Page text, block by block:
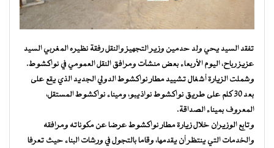
تفقد السيد يحي ولد حدمين وزير التجهيز والنقل رفقة نظيره المغربي السيد
عزيز رباح، اليوم الأربعاء بعض منشآت ومرافق النقل العمومي في نواكشوط.
وشملت الزيارة أشغال تشييد مطار نواكشوط الدولي الجديد الذي يقع على
بعد 30 كلم على طريق نواكشوط نواذيبو، وميناء نواكشوط المستقل،
المعروف بميناء الصداقة.
وتابع الوزيران خلال زيارة مطار نواكشوط عرضا عن مكوناته ومرافقه
والخدمات التي ينتظر أن يقدمها، وقاما بالتجول في ورشات البناء حيث تعرفا